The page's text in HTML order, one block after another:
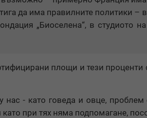
да има правилните политики –
„Биоселена“, в студиото
площи и тези проценти
- като говеда и овце, проблем
при тях няма подпомагане,